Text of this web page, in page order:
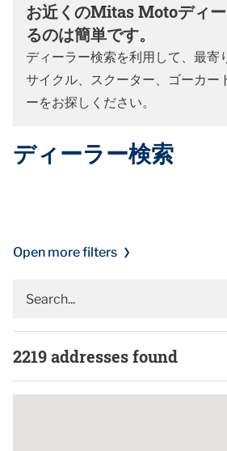
お近くのMitas Motoディ
るのは簡単です。
ディーラー検索を利用して、最
サイクル、スクーター、ゴーカー
ーをお探しください。
ディーラー検索
Open more filters
2219addresses found